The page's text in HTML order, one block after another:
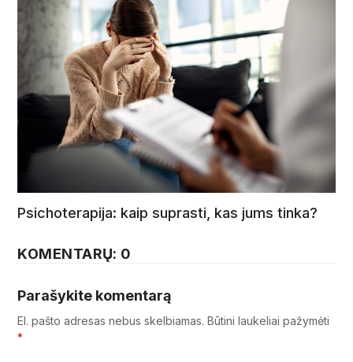
Psichoterapija: kaip suprasti, kas jums tinka?
KOMENTARŲ: 0
Parašykite komentarą
El. pašto adresas nebus skelbiamas. Būtini laukeliai pažymėti
*